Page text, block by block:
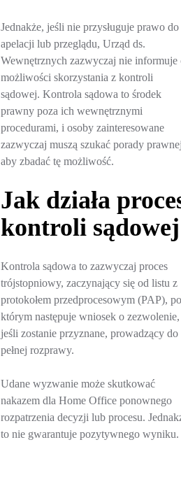
Jednakże, jeśli nie przysługuje prawo do
apelacji lub przeglądu, Urząd ds.
Wewnętrznych zazwyczaj nie informuje
możliwości skorzystania z kontroli
sądowej. Kontrola sądowa to środek
prawny poza ich wewnętrznymi
procedurami, i osoby zainteresowane
zazwyczaj muszą szukać porady
aby zbadać tę możliwość.
Jak działa
kontroli sądowej
Kontrola sądowa to zazwyczaj proces
trójstopniowy, zaczynający się od listu z
protokołem przedprocesowym (PAP), po
którym następuje wniosek o
jeśli zostanie przyznane, prowadzący do
pełnej rozprawy.
Udane wyzwanie może skutkować
nakazem dla Home Office ponownego
rozpatrzenia decyzji lub procesu.
to nie gwarantuje pozytywnego wyniku.